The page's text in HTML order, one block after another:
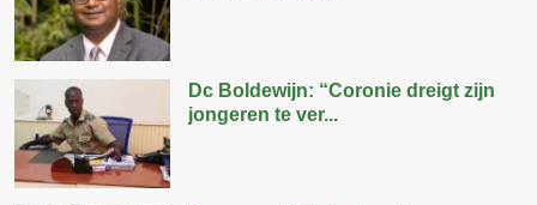
Dc Boldewijn: “Coronie dreigt zijn
jongeren te ver...